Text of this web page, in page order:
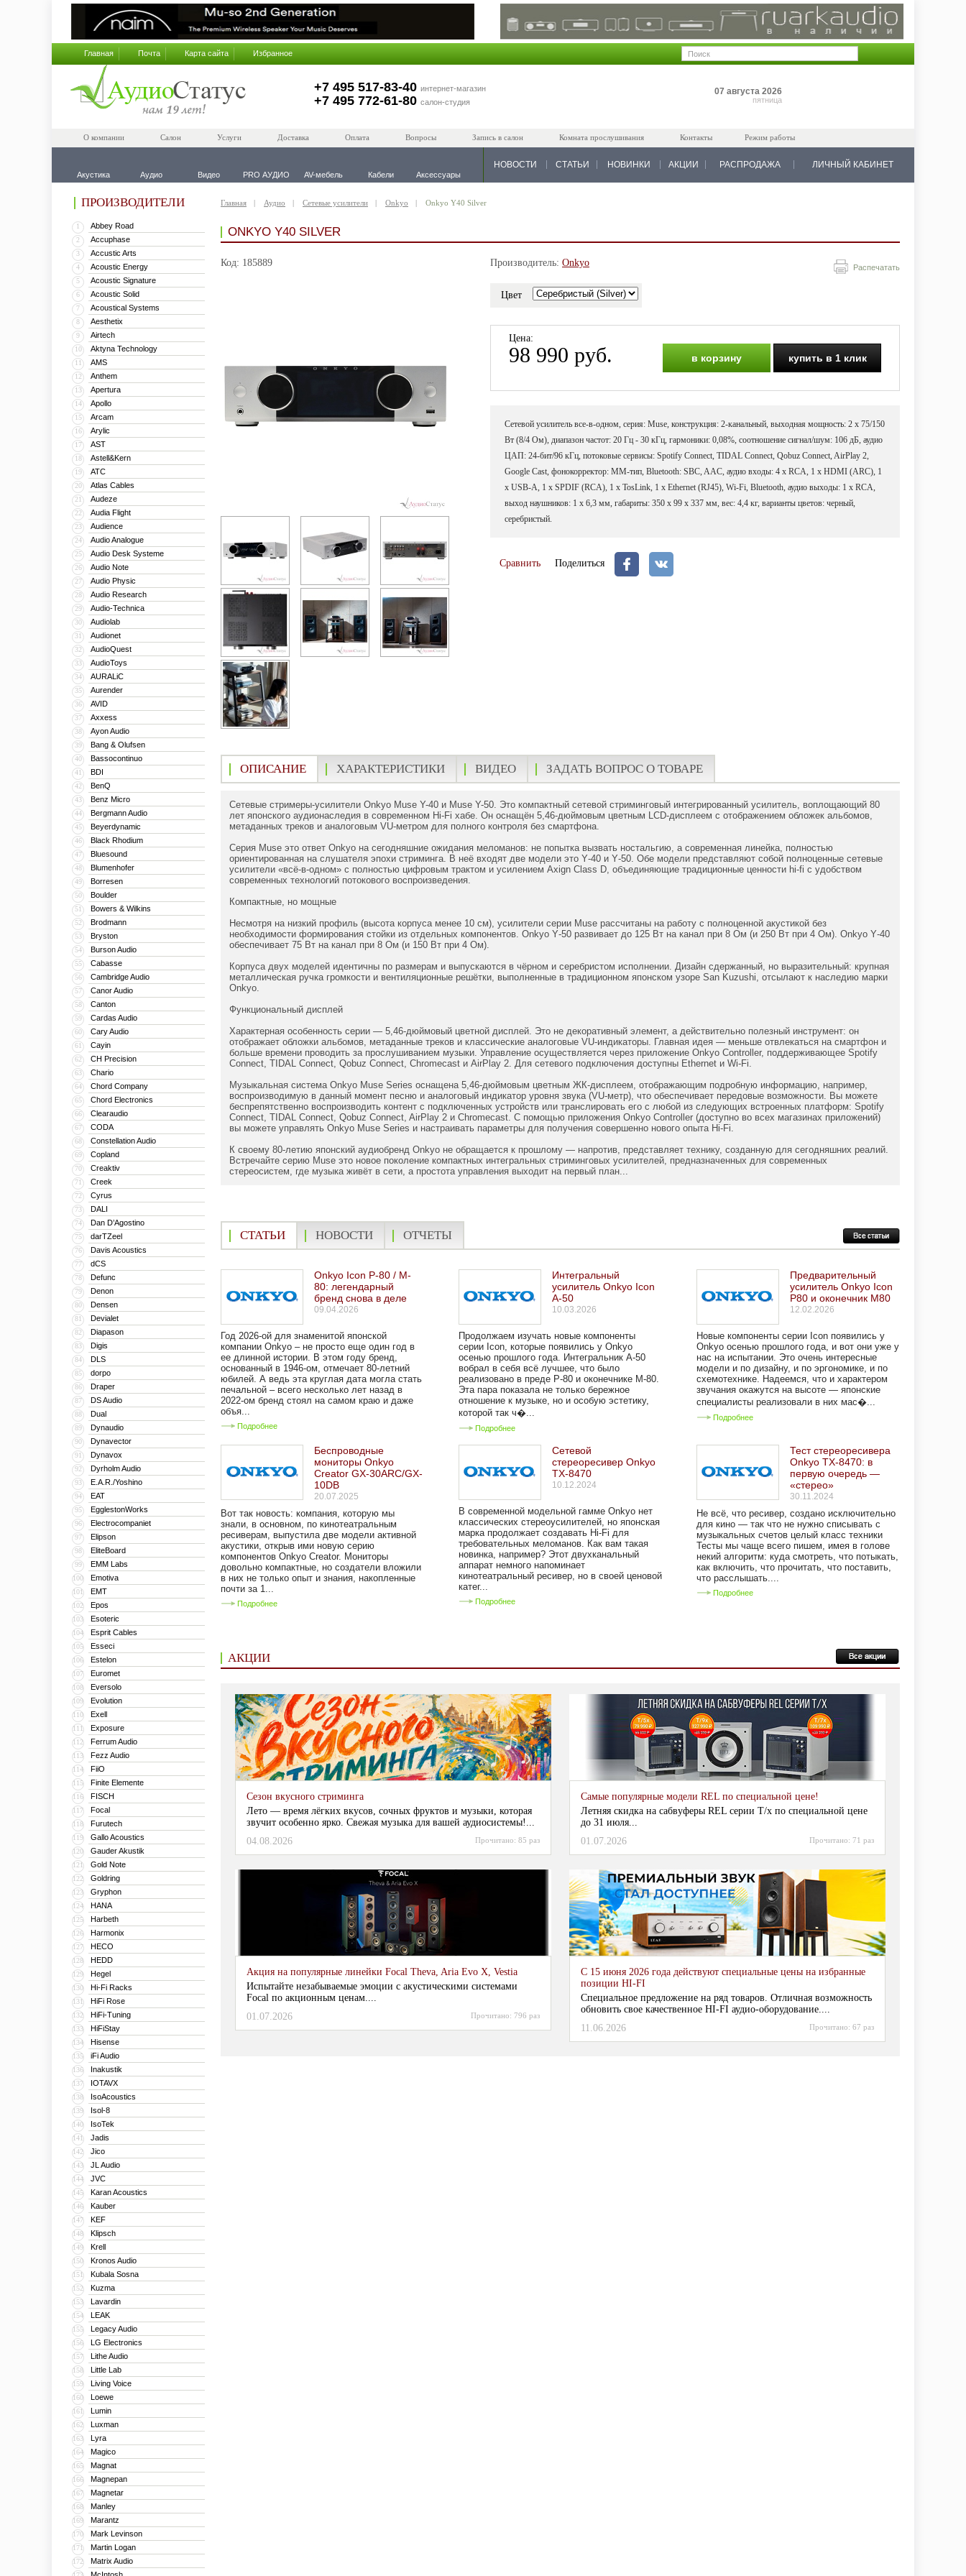
Главная Почта Карта сайта Избранное
+7 495 517-83-40 интернет-магазин
+7 495 772-61-80 салон-студия
07 августа 2026
пятница
О компании Салон Услуги Доставка Оплата Вопросы Запись в салон Комната прослушивания Контакты Режим работы
Акустика Аудио Видео PRO АУДИО AV-мебель Кабели Аксессуары
НОВОСТИ СТАТЬИ НОВИНКИ АКЦИИ РАСПРОДАЖА ЛИЧНЫЙ КАБИНЕТ
ПРОИЗВОДИТЕЛИ
1 Abbey Road
2 Accuphase
3 Accustic Arts
4 Acoustic Energy
5 Acoustic Signature
6 Acoustic Solid
7 Acoustical Systems
8 Aesthetix
9 Airtech
10 Aktyna Technology
11 AMS
12 Anthem
13 Apertura
14 Apollo
15 Arcam
16 Arylic
17 AST
18 Astell&Kern
19 ATC
20 Atlas Cables
21 Audeze
22 Audia Flight
23 Audience
24 Audio Analogue
25 Audio Desk Systeme
26 Audio Note
27 Audio Physic
28 Audio Research
29 Audio-Technica
30 Audiolab
31 Audionet
32 AudioQuest
33 AudioToys
34 AURALiC
35 Aurender
36 AVID
37 Axxess
38 Ayon Audio
39 Bang & Olufsen
40 Bassocontinuo
41 BDI
42 BenQ
43 Benz Micro
44 Bergmann Audio
45 Beyerdynamic
46 Black Rhodium
47 Bluesound
48 Blumenhofer
49 Borresen
50 Boulder
51 Bowers & Wilkins
52 Brodmann
53 Bryston
54 Burson Audio
55 Cabasse
56 Cambridge Audio
57 Canor Audio
58 Canton
59 Cardas Audio
60 Cary Audio
61 Cayin
62 CH Precision
63 Chario
64 Chord Company
65 Chord Electronics
66 Clearaudio
67 CODA
68 Constellation Audio
69 Copland
70 Creaktiv
71 Creek
72 Cyrus
73 DALI
74 Dan D’Agostino
75 darTZeel
76 Davis Acoustics
77 dCS
78 Defunc
79 Denon
80 Densen
81 Devialet
82 Diapason
83 Digis
84 DLS
85 dorpo
86 Draper
87 DS Audio
88 Dual
89 Dynaudio
90 Dynavector
91 Dynavox
92 Dyrholm Audio
93 E.A.R./Yoshino
94 EAT
95 EgglestonWorks
96 Electrocompaniet
97 Elipson
98 EliteBoard
99 EMM Labs
100 Emotiva
101 EMT
102 Epos
103 Esoteric
104 Esprit Cables
105 Esseci
106 Estelon
107 Euromet
108 Eversolo
109 Evolution
110 Exell
111 Exposure
112 Ferrum Audio
113 Fezz Audio
114 FiiO
115 Finite Elemente
116 FISCH
117 Focal
118 Furutech
119 Gallo Acoustics
120 Gauder Akustik
121 Gold Note
122 Goldring
123 Gryphon
124 HANA
125 Harbeth
126 Harmonix
127 HECO
128 HEDD
129 Hegel
130 Hi-Fi Racks
131 HiFi Rose
132 HiFi-Tuning
133 HiFiStay
134 Hisense
135 iFi Audio
136 Inakustik
137 IOTAVX
138 IsoAcoustics
139 Isol-8
140 IsoTek
141 Jadis
142 Jico
143 JL Audio
144 JVC
145 Karan Acoustics
146 Kauber
147 KEF
148 Klipsch
149 Krell
150 Kronos Audio
151 Kubala Sosna
152 Kuzma
153 Lavardin
154 LEAK
155 Legacy Audio
156 LG Electronics
157 Lithe Audio
158 Little Lab
159 Living Voice
160 Loewe
161 Lumin
162 Luxman
163 Lyra
164 Magico
165 Magnat
166 Magnepan
167 Magnetar
168 Manley
169 Marantz
170 Mark Levinson
171 Martin Logan
172 Matrix Audio
Главная Аудио Сетевые усилители Onkyo Onkyo Y40 Silver
ONKYO Y40 SILVER
Код: 185889 Распечатать
Производитель: Onkyo
Цвет
Цена:
98 990 руб. в корзину купить в 1 клик
Сетевой усилитель все-в-одном, серия: Muse, конструкция: 2-канальный, выходная мощность: 2 х 75/150
Вт (8/4 Ом), диапазон частот: 20 Гц - 30 кГц, гармоники: 0,08%, соотношение сигнал/шум: 106 дБ, аудио
ЦАП: 24-бит/96 кГц, потоковые сервисы: Spotify Connect, TIDAL Connect, Qobuz Connect, AirPlay 2,
Google Cast, фонокорректор: ММ-тип, Bluetooth: SBC, AAC, аудио входы: 4 х RCA, 1 х HDMI (ARC), 1
х USB-A, 1 х SPDIF (RCA), 1 х TosLink, 1 х Ethernet (RJ45), Wi-Fi, Bluetooth, аудио выходы: 1 х RCA,
выход наушников: 1 х 6,3 мм, габариты: 350 х 99 х 337 мм, вес: 4,4 кг, варианты цветов: черный,
серебристый.
Сравнить Поделиться
ОПИСАНИЕ ХАРАКТЕРИСТИКИ ВИДЕО ЗАДАТЬ ВОПРОС О ТОВАРЕ
Сетевые стримеры-усилители Onkyo Muse Y-40 и Muse Y-50. Это компактный сетевой стриминговый интегрированный усилитель, воплощающий 80
лет японского аудионаследия в современном Hi-Fi хабе. Он оснащён 5,46-дюймовым цветным LCD-дисплеем с отображением обложек альбомов,
метаданных треков и аналоговым VU-метром для полного контроля без смартфона.
Серия Muse это ответ Onkyo на сегодняшние ожидания меломанов: не попытка вызвать ностальгию, а современная линейка, полностью
ориентированная на слушателя эпохи стриминга. В неё входят две модели это Y‑40 и Y‑50. Обе модели представляют собой полноценные сетевые
усилители «всё‑в‑одном» с полностью цифровым трактом и усилением Axign Class D, объединяющие традиционные ценности hi‑fi с удобством
современных технологий потокового воспроизведения.
Компактные, но мощные
Несмотря на низкий профиль (высота корпуса менее 10 см), усилители серии Muse рассчитаны на работу с полноценной акустикой без
необходимости формирования стойки из отдельных компонентов. Onkyo Y‑50 развивает до 125 Вт на канал при 8 Ом (и 250 Вт при 4 Ом). Onkyo Y‑40
обеспечивает 75 Вт на канал при 8 Ом (и 150 Вт при 4 Ом).
Корпуса двух моделей идентичны по размерам и выпускаются в чёрном и серебристом исполнении. Дизайн сдержанный, но выразительный: крупная
металлическая ручка громкости и вентиляционные решётки, выполненные в традиционном японском узоре San Kuzushi, отсылают к наследию марки
Onkyo.
Функциональный дисплей
Характерная особенность серии — 5,46‑дюймовый цветной дисплей. Это не декоративный элемент, а действительно полезный инструмент: он
отображает обложки альбомов, метаданные треков и классические аналоговые VU‑индикаторы. Главная идея — меньше отвлекаться на смартфон и
больше времени проводить за прослушиванием музыки. Управление осуществляется через приложение Onkyo Controller, поддерживающее Spotify
Connect, TIDAL Connect, Qobuz Connect, Chromecast и AirPlay 2. Для сетевого подключения доступны Ethernet и Wi‑Fi.
Музыкальная система Onkyo Muse Series оснащена 5,46-дюймовым цветным ЖК-дисплеем, отображающим подробную информацию, например,
воспроизводимую в данный момент песню и аналоговый индикатор уровня звука (VU-метр), что обеспечивает передовые возможности. Вы можете
беспрепятственно воспроизводить контент с подключенных устройств или транслировать его с любой из следующих встроенных платформ: Spotify
Connect, TIDAL Connect, Qobuz Connect, AirPlay 2 и Chromecast. С помощью приложения Onkyo Controller (доступно во всех магазинах приложений)
вы можете управлять Onkyo Muse Series и настраивать параметры для получения совершенно нового опыта Hi-Fi.
К своему 80-летию японский аудиобренд Onkyo не обращается к прошлому — напротив, представляет технику, созданную для сегодняшних реалий.
Встречайте серию Muse это новое поколение компактных интегральных стриминговых усилителей, предназначенных для современных
стереосистем, где музыка живёт в сети, а простота управления выходит на первый план...
СТАТЬИ НОВОСТИ ОТЧЕТЫ
Onkyo Icon P-80 / M-
80: легендарный
бренд снова в деле
09.04.2026
Год 2026-ой для знаменитой японской
компании Onkyo – не просто еще один год в
ее длинной истории. В этом году бренд,
основанный в 1946-ом, отмечает 80-летний
юбилей. А ведь эта круглая дата могла стать
печальной – всего несколько лет назад в
2022-ом бренд стоял на самом краю и даже
объя...
Подробнее
Интегральный
усилитель Onkyo Icon
A-50
10.03.2026
Продолжаем изучать новые компоненты
серии Icon, которые появились у Onkyo
осенью прошлого года. Интегральник A-50
вобрал в себя всё лучшее, что было
реализовано в преде P-80 и оконечнике M-80.
Эта пара показала не только бережное
отношение к музыке, но и особую эстетику,
которой так ч�...
Подробнее
Предварительный
усилитель Onkyo Icon
P80 и оконечник M80
12.02.2026
Новые компоненты серии Icon появились у
Onkyo осенью прошлого года, и вот они уже у
нас на испытании. Это очень интересные
модели и по дизайну, и по эргономике, и по
схемотехнике. Надеемся, что и характером
звучания окажутся на высоте — японские
специалисты реализовали в них мас�...
Подробнее
Беспроводные
мониторы Onkyo
Creator GX-30ARC/GX-
10DB
20.07.2025
Вот так новость: компания, которую мы
знали, в основном, по кинотеатральным
ресиверам, выпустила две модели активной
акустики, открыв ими новую серию
компонентов Onkyo Creator. Мониторы
довольно компактные, но создатели вложили
в них не только опыт и знания, накопленные
почти за 1...
Подробнее
Сетевой
стереоресивер Onkyo
TX-8470
10.12.2024
В современной модельной гамме Onkyo нет
классических стереоусилителей, но японская
марка продолжает создавать Hi-Fi для
требовательных меломанов. Как вам такая
новинка, например? Этот двухканальный
аппарат немного напоминает
кинотеатральный ресивер, но в своей ценовой
катег...
Подробнее
Тест стереоресивера
Onkyo TX-8470: в
первую очередь —
«стерео»
30.11.2024
Не всё, что ресивер, создано исключительно
для кино — так что не нужно списывать с
музыкальных счетов целый класс техники
Тесты мы чаще всего пишем, имея в голове
некий алгоритм: куда смотреть, что потыкать,
как включить, что прочитать, что поставить,
что расслышать....
Подробнее
АКЦИИ
Сезон вкусного стриминга
Лето — время лёгких вкусов, сочных фруктов и музыки, которая
звучит особенно ярко. Свежая музыка для вашей аудиосистемы!...
04.08.2026
Прочитано: 85 раз
Самые популярные модели REL по специальной цене!
Летняя скидка на сабвуферы REL серии T/x по специальной цене
до 31 июля...
01.07.2026
Прочитано: 71 раз
Акция на популярные линейки Focal Theva, Aria Evo X, Vestia
Испытайте незабываемые эмоции с акустическими системами
Focal по акционным ценам....
01.07.2026
Прочитано: 796 раз
С 15 июня 2026 года действуют специальные цены на избранные
позиции HI-FI
Специальное предложение на ряд товаров. Отличная возможность
обновить свое качественное HI-FI аудио-оборудование....
11.06.2026
Прочитано: 67 раз